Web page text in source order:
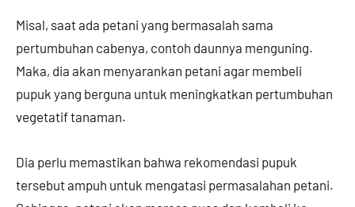
Misal, saat ada petani yang bermasalah sama
pertumbuhan cabenya, contoh daunnya menguning.
Maka, dia akan menyarankan petani agar membeli
pupuk yang berguna untuk meningkatkan pertumbuhan
vegetatif tanaman.
Dia perlu memastikan bahwa rekomendasi pupuk
tersebut ampuh untuk mengatasi permasalahan petani.